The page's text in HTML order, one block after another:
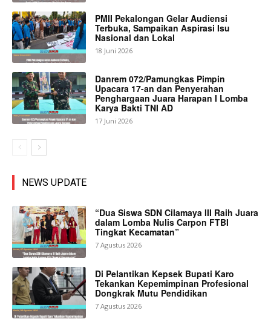
PMII Pekalongan Gelar Audiensi
Terbuka, Sampaikan Aspirasi Isu
Nasional dan Lokal
18 Juni 2026
Danrem 072/Pamungkas Pimpin
Upacara 17-an dan Penyerahan
Penghargaan Juara Harapan I Lomba
Karya Bakti TNI AD
17 Juni 2026
NEWS UPDATE
“Dua Siswa SDN Cilamaya III Raih Juara
dalam Lomba Nulis Carpon FTBI
Tingkat Kecamatan”
7 Agustus 2026
Di Pelantikan Kepsek Bupati Karo
Tekankan Kepemimpinan Profesional
Dongkrak Mutu Pendidikan
7 Agustus 2026